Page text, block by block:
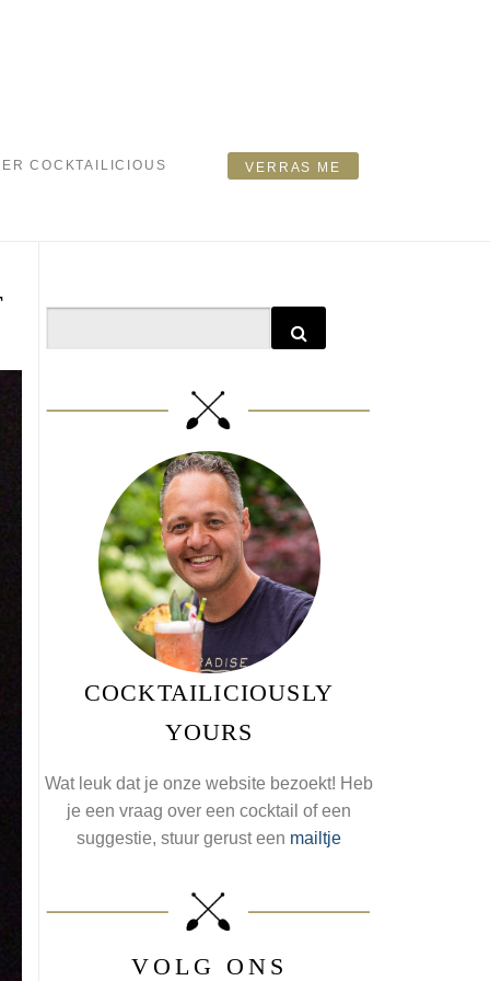
COCKTAILICIOUS VERRAS ME
COCKTAILICIOUSLY
YOURS
Wat leuk dat je onze website bezoekt! Heb
je een vraag over een cocktail of een
suggestie, stuur gerust een mailtje
VOLG ONS